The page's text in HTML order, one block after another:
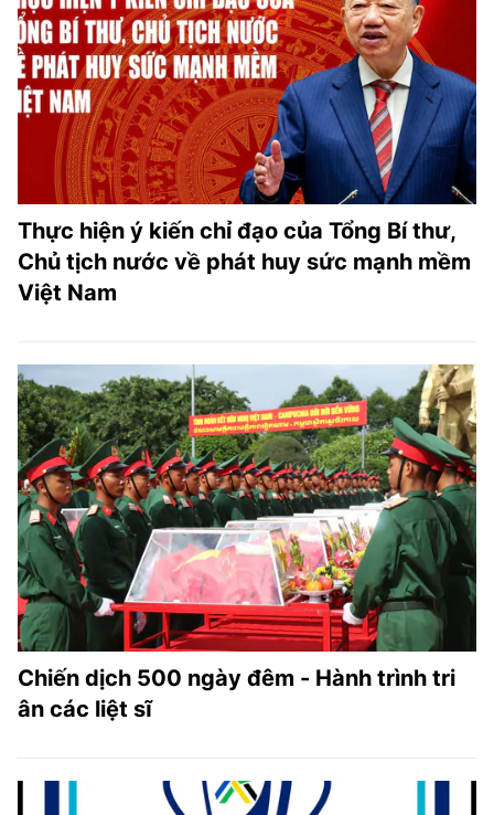
Thực hiện ý kiến chỉ đạo của Tổng Bí thư,
Chủ tịch nước về phát huy sức mạnh mềm
Việt Nam
Chiến dịch 500 ngày đêm - Hành trình tri
ân các liệt sĩ